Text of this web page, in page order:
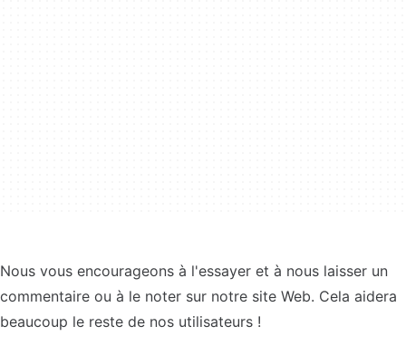
Nous vous encourageons à l'essayer et à nous laisser un
commentaire ou à le noter sur notre site Web. Cela aidera
beaucoup le reste de nos utilisateurs !